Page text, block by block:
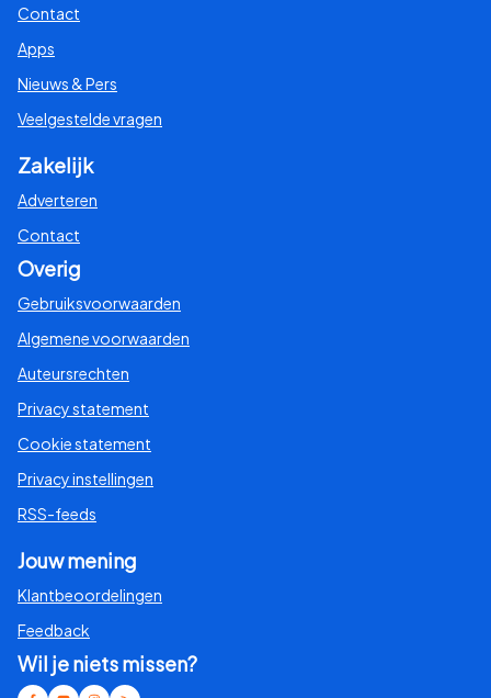
Contact
Apps
Nieuws & Pers
Veelgestelde vragen
Zakelijk
Adverteren
Contact
Overig
Gebruiksvoorwaarden
Algemene voorwaarden
Auteursrechten
Privacy statement
Cookie statement
Privacy instellingen
RSS-feeds
Jouw mening
Klantbeoordelingen
Feedback
Wil je niets missen?